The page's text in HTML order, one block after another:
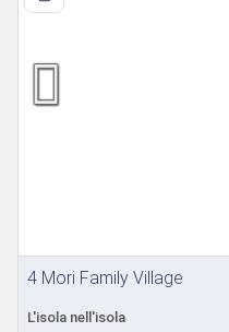
4 Mori Family Village
L'isola nell'isola